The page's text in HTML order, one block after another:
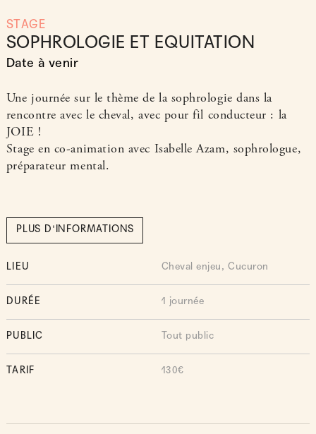
STAGE
SOPHROLOGIE ET EQUITATION
Date à venir
Une journée sur le thème de la sophrologie dans la
rencontre avec le cheval, avec pour fil conducteur : la
JOIE !
Stage en co-animation avec Isabelle Azam, sophrologue,
préparateur mental.
PLUS D'INFORMATIONS
LIEU Cheval enjeu, Cucuron
DURÉE 1 journée
PUBLIC Tout public
TARIF 130€